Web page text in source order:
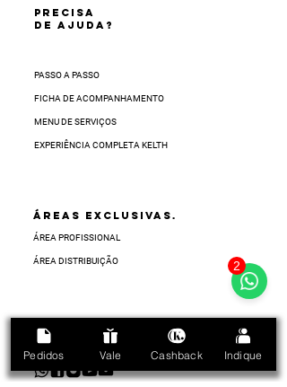
PRECISA
DE AJUDA?
PASSO A PASSO
FICHA DE ACOMPANHAMENTO
MENU DE SERVIÇOS
EXPERIÊNCIA COMPLETA KELTH
ÁREAS EXCLUSIVAS.
ÁREA PROFISSIONAL
ÁREA DISTRIBUIÇÃO
SIGA-NOS.
Pedidos Vale Cashback Indique
2